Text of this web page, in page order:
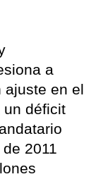
a
ajuste en el
un déficit
2011